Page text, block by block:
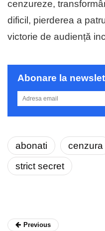
cenzureze,
dificil, pierderea a
victorie de audiență
Abonare la
abonati cenzura
strict secret
Previous